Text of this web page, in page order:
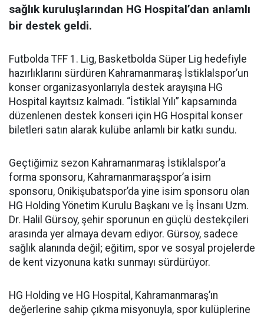
sağlık kuruluşlarından HG Hospital’dan anlamlı
bir destek geldi.
Futbolda TFF 1. Lig, Basketbolda Süper Lig hedefiyle
hazırlıklarını sürdüren Kahramanmaraş İstiklalspor’un
konser organizasyonlarıyla destek arayışına HG
Hospital kayıtsız kalmadı. “İstiklal Yılı” kapsamında
düzenlenen destek konseri için HG Hospital konser
biletleri satın alarak kulübe anlamlı bir katkı sundu.
Geçtiğimiz sezon Kahramanmaraş İstiklalspor’a
forma sponsoru, Kahramanmaraşspor’a isim
sponsoru, Onikişubatspor’da yine isim sponsoru olan
HG Holding Yönetim Kurulu Başkanı ve İş İnsanı Uzm.
Dr. Halil Gürsoy, şehir sporunun en güçlü destekçileri
arasında yer almaya devam ediyor. Gürsoy, sadece
sağlık alanında değil; eğitim, spor ve sosyal projelerde
de kent vizyonuna katkı sunmayı sürdürüyor.
HG Holding ve HG Hospital, Kahramanmaraş’ın
değerlerine sahip çıkma misyonuyla, spor kulüplerine